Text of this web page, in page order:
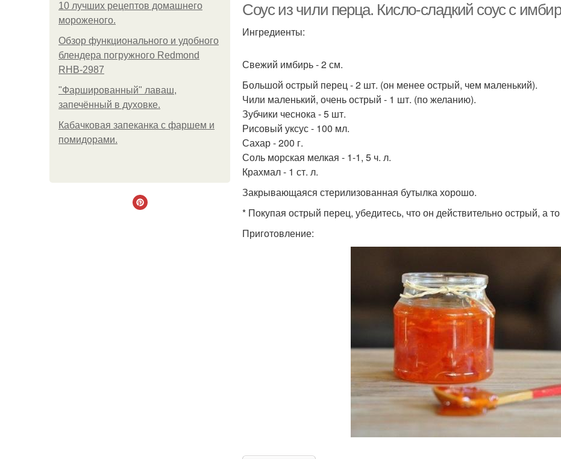
10 лучших рецептов домашнего
мороженого.
Обзор функционального и удобного
блендера погружного Redmond
RHB-2987
"Фаршированный" лаваш,
запечённый в духовке.
Кабачковая запеканка с фаршем и
помидорами.
Соус из чили перца. Кисло-сладкий соус с
Ингредиенты:
Свежий имбирь - 2 см.
Большой острый перец - 2 шт. (он менее острый, чем маленький).
Чили маленький, очень острый - 1 шт. (по желанию).
Зубчики чеснока - 5 шт.
Рисовый уксус - 100 мл.
Сахар - 200 г.
Соль морская мелкая - 1-1, 5 ч. л.
Крахмал - 1 ст. л.
Закрывающаяся стерилизованная бутылка хорошо.
* Покупая острый перец, убедитесь, что он действительно острый, а
Приготовление: